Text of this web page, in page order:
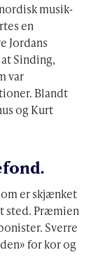
musik-
en
Jordans
Sinding,
var
Blandt
og Kurt
er skjænket
sted. Præmien
Sverre
for kor og